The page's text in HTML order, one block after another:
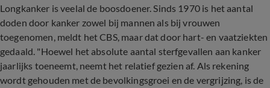
Longkanker is veelal de boosdoener. Sinds 1970 is het aantal
doden door kanker zowel bij mannen als bij vrouwen
toegenomen, meldt het CBS, maar dat door hart- en vaatziekten
gedaald. "Hoewel het absolute aantal sterfgevallen aan kanker
jaarlijks toeneemt, neemt het relatief gezien af. Als rekening
wordt gehouden met de bevolkingsgroei en de vergrijzing, is de